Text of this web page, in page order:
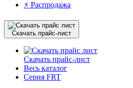
⚡️ Распродажа
Скачать прайс-лист
Скачать прайс-лист
Весь каталог
Серия FRT